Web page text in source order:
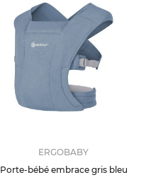
ERGOBABY
Porte-bébé embrace gris bleu